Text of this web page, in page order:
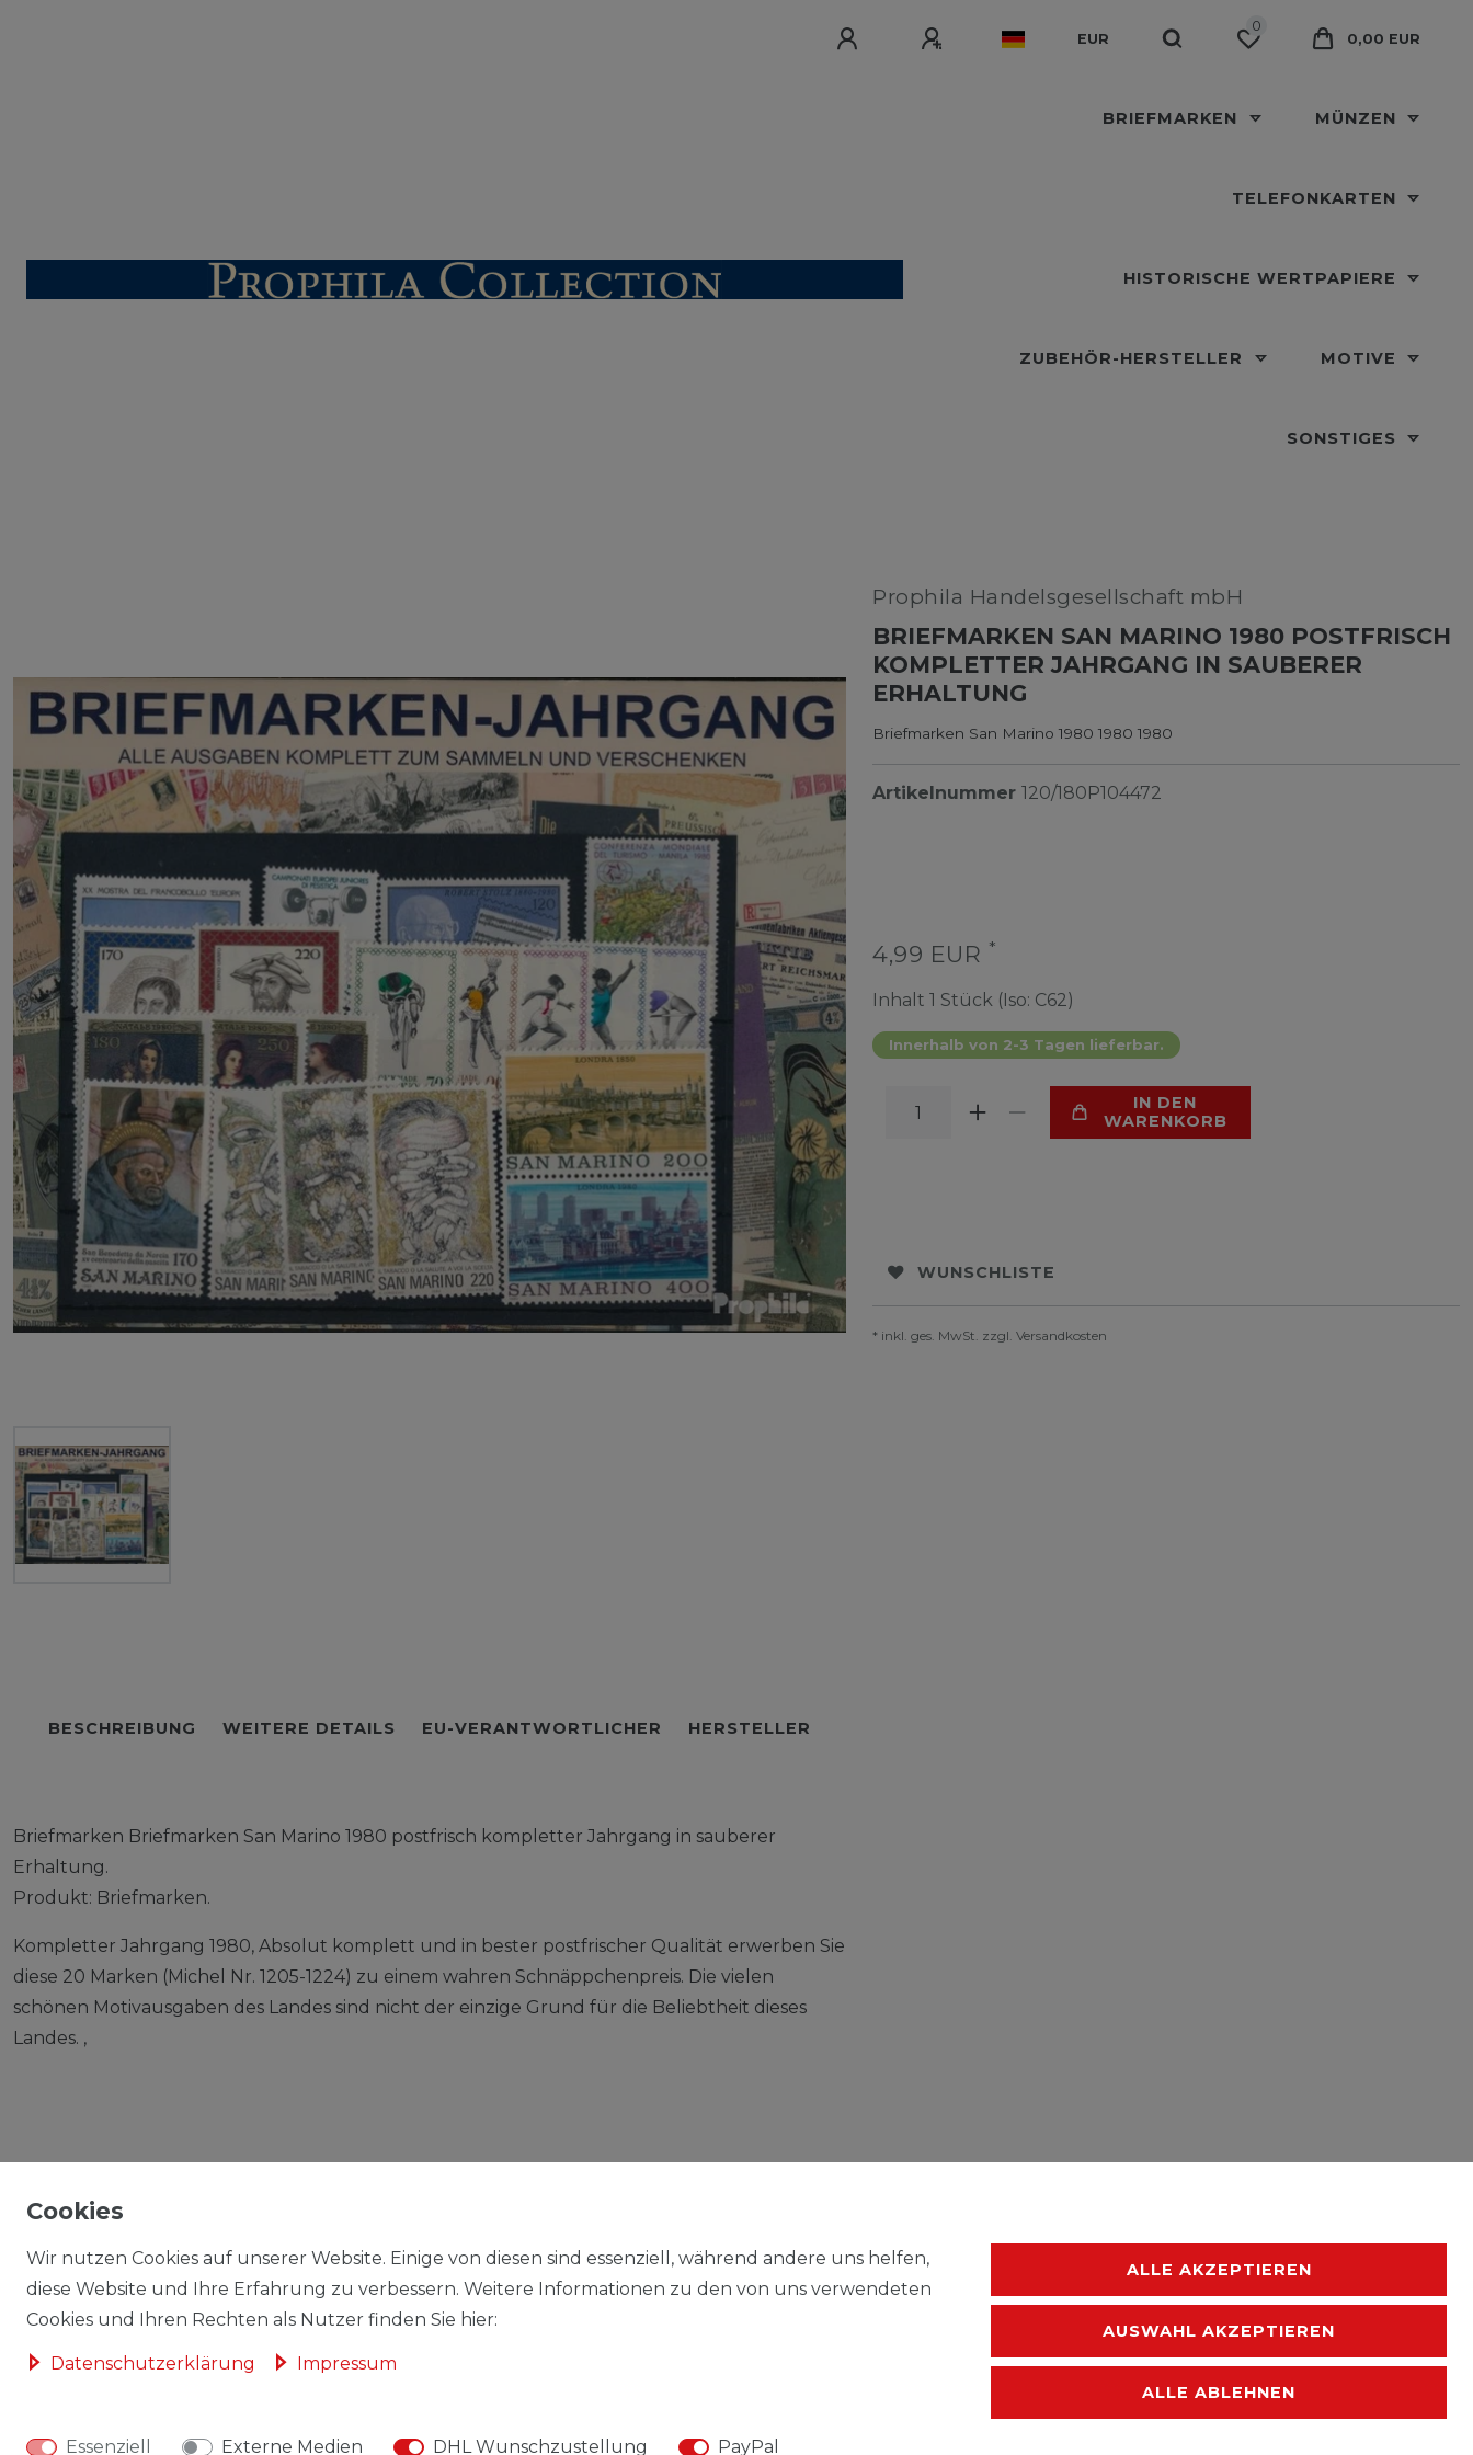
EUR
0
0,00 EUR
BRIEFMARKEN MÜNZEN
TELEFONKARTEN
HISTORISCHE WERTPAPIERE
ZUBEHÖR-HERSTELLER MOTIVE
SONSTIGES
Prophila Handelsgesellschaft mbH
BRIEFMARKEN SAN MARINO 1980 POSTFRISCH
KOMPLETTER JAHRGANG IN SAUBERER
ERHALTUNG
Briefmarken San Marino 1980 1980 1980
Artikelnummer 120/180P104472
4,99 EUR *
Inhalt 1 Stück (Iso: C62)
Innerhalb von 2-3 Tagen lieferbar.
IN DEN
WARENKORB
WUNSCHLISTE
* inkl. ges. MwSt. zzgl. Versandkosten
BESCHREIBUNG WEITERE DETAILS EU-VERANTWORTLICHER HERSTELLER
Briefmarken Briefmarken San Marino 1980 postfrisch kompletter Jahrgang in sauberer
Erhaltung.
Produkt: Briefmarken.
Kompletter Jahrgang 1980, Absolut komplett und in bester postfrischer Qualität erwerben Sie
diese 20 Marken (Michel Nr. 1205-1224) zu einem wahren Schnäppchenpreis. Die vielen
schönen Motivausgaben des Landes sind nicht der einzige Grund für die Beliebtheit dieses
Landes. ,
AGB / WIDERRUFSRECHT
Cookies
Wir nutzen Cookies auf unserer Website. Einige von diesen sind essenziell, während andere uns helfen,
diese Website und Ihre Erfahrung zu verbessern. Weitere Informationen zu den von uns verwendeten
Cookies und Ihren Rechten als Nutzer finden Sie hier:
Daten­schutz­erklärung Impressum
Essenziell Externe Medien DHL Wunschzustellung PayPal
ALLE AKZEPTIEREN
AUSWAHL AKZEPTIEREN
ALLE ABLEHNEN